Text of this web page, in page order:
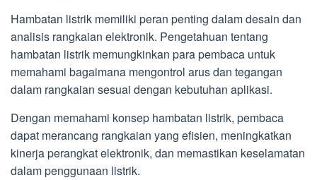
Hambatan listrik memiliki peran penting dalam desain dan
analisis rangkaian elektronik. Pengetahuan tentang
hambatan listrik memungkinkan para pembaca untuk
memahami bagaimana mengontrol arus dan tegangan
dalam rangkaian sesuai dengan kebutuhan aplikasi.
Dengan memahami konsep hambatan listrik, pembaca
dapat merancang rangkaian yang efisien, meningkatkan
kinerja perangkat elektronik, dan memastikan keselamatan
dalam penggunaan listrik.